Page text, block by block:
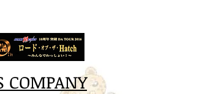
COMPANY